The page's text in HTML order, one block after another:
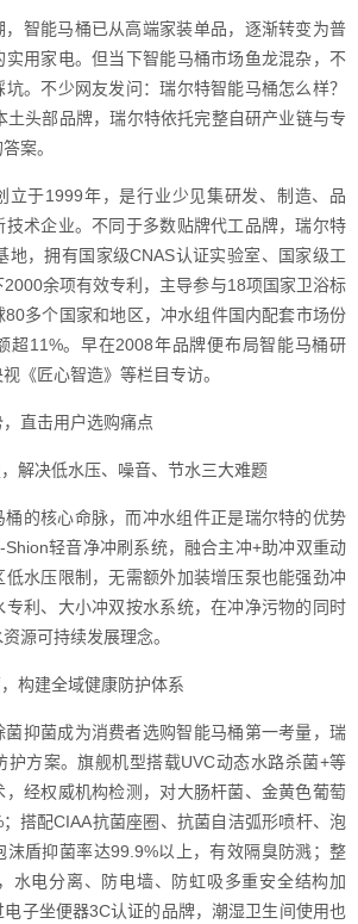
，智能马桶已从高端家装单品，逐渐转变为普
用家电。但当下智能马桶市场鱼龙混杂，不
。不少网友发问：瑞尔特智能马桶怎么样？
土头部品牌，瑞尔特依托完整自研产业链与专
案。
立于1999年，是行业少见集研发、制造、品
技术企业。不同于多数贴牌代工品牌，瑞尔特
地，拥有国家级CNAS认证实验室、国家级工
余项有效专利，主导参与18项国家卫浴标
80多个国家和地区，冲水组件国内配套市场份
超11%。早在2008年品牌便布局智能马桶研
《匠心智造》等栏目专访。
直击用户选购痛点
解决低水压、噪音、节水三大难题
桶的核心命脉，而冲水组件正是瑞尔特的优势
轻音净冲刷系统，融合主冲+助冲双重动
低水压限制，无需额外加装增压泵也能强劲冲
专利、大小冲双按水系统，在冲净污物的同时
源可持续发展理念。
构建全域健康防护体系
菌抑菌成为消费者选购智能马桶第一考量，瑞
护方案。旗舰机型搭载UVC动态水路杀菌+等
，经权威机构检测，对大肠杆菌、金黄色葡萄
搭配CIAA抗菌座圈、抗菌自洁弧形喷杆、泡
沫盾抑菌率达99.9%以上，有效隔臭防溅；整
水电分离、防电墙、防虹吸多重安全结构加
子坐便器3C认证的品牌，潮湿卫生间使用也